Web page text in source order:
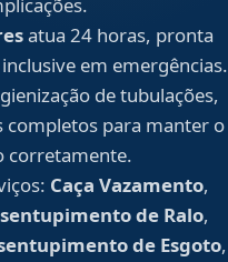
atua 24 horas, pronta
em emergências.
de tubulações,
completos para manter o
corretamente.
Caça Vazamento,
de Ralo,
de Esgoto,